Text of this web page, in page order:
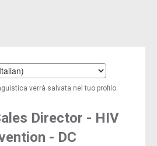
verrà salvata nel tuo profilo.
Director - HIV
- DC